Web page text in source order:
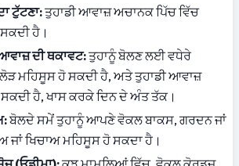
ਟੁੱਟਣਾ: ਤੁਹਾਡੀ ਆਵਾਜ਼ ਅਚਾਨਕ ਪਿੱਚ ਵਿੱਚ
ਹੈ।
ਦੀ ਥਕਾਵਟ: ਤੁਹਾਨੂੰ ਬੋਲਣ ਲਈ ਵਧੇਰੇ
ਮਹਿਸੂਸ ਹੋ ਸਕਦੀ ਹੈ, ਅਤੇ ਤੁਹਾਡੀ ਆਵਾਜ਼
ਹੈ, ਖਾਸ ਕਰਕੇ ਦਿਨ ਦੇ ਅੰਤ ਤੱਕ।
ਬੋਲਦੇ ਸਮੇਂ ਤੁਹਾਨੂੰ ਆਪਣੇ ਵੋਕਲ ਬਾਕਸ, ਗਰਦਨ ਜਾਂ
ਜਾਂ ਖਿਚਾਅ ਮਹਿਸੂਸ ਹੋ ਸਕਦਾ ਹੈ।